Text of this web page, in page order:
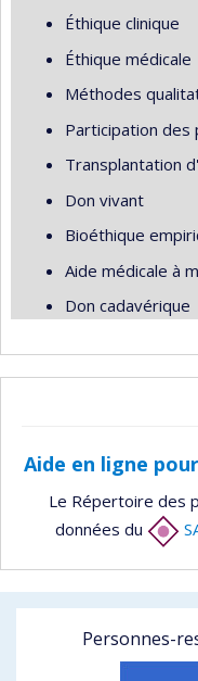
Éthique clinique
Éthique médicale
Méthodes
Participation
Transplantation
Don vivant
Bioéthique
Aide médicale à
Don cadavérique
Aide en ligne
Le Répertoire des
données du
Personnes-